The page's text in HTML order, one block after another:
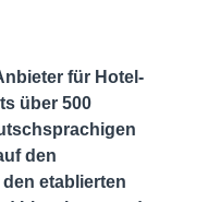
für Hotel-
über 500
den
etablierten